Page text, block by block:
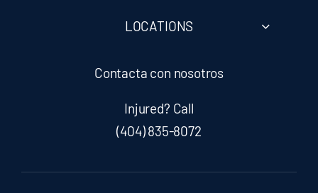
LOCATIONS
Contacta con nosotros
Injured? Call
(404) 835-8072